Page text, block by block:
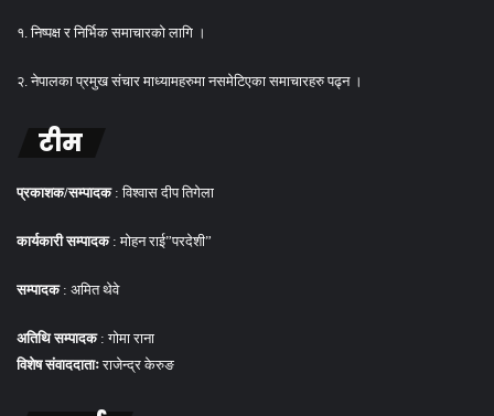
१. निष्पक्ष र निर्भिक समाचारको लागि ।
२. नेपालका प्रमुख संचार माध्यामहरुमा नसमेटिएका समाचारहरु पढ्न ।
टीम
प्रकाशक/सम्पादक : विश्वास दीप तिगेला
कार्यकारी सम्पादक: मोहन राई”परदेशी”
सम्पादक: अमित थेवे
अतिथि सम्पादक: गोमा राना
विशेष संवाददाताःराजेन्द्र केरुङ